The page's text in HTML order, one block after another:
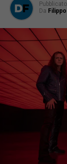
Pubblicato
Da